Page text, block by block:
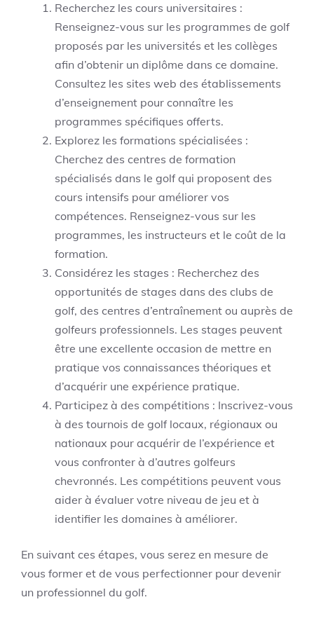
Recherchez les cours universitaires :
Renseignez-vous sur les programmes de golf
proposés par les universités et les collèges
afin d’obtenir un diplôme dans ce domaine.
Consultez les sites web des établissements
d’enseignement pour connaître les
programmes spécifiques offerts.
Explorez les formations spécialisées :
Cherchez des centres de formation
spécialisés dans le golf qui proposent des
cours intensifs pour améliorer vos
compétences. Renseignez-vous sur les
programmes, les instructeurs et le coût de la
formation.
Considérez les stages : Recherchez des
opportunités de stages dans des clubs de
golf, des centres d’entraînement ou auprès de
golfeurs professionnels. Les stages peuvent
être une excellente occasion de mettre en
pratique vos connaissances théoriques et
d’acquérir une expérience pratique.
Participez à des compétitions : Inscrivez-vous
à des tournois de golf locaux, régionaux ou
nationaux pour acquérir de l’expérience et
vous confronter à d’autres golfeurs
chevronnés. Les compétitions peuvent vous
aider à évaluer votre niveau de jeu et à
identifier les domaines à améliorer.
En suivant ces étapes, vous serez en mesure de
vous former et de vous perfectionner pour devenir
un professionnel du golf.